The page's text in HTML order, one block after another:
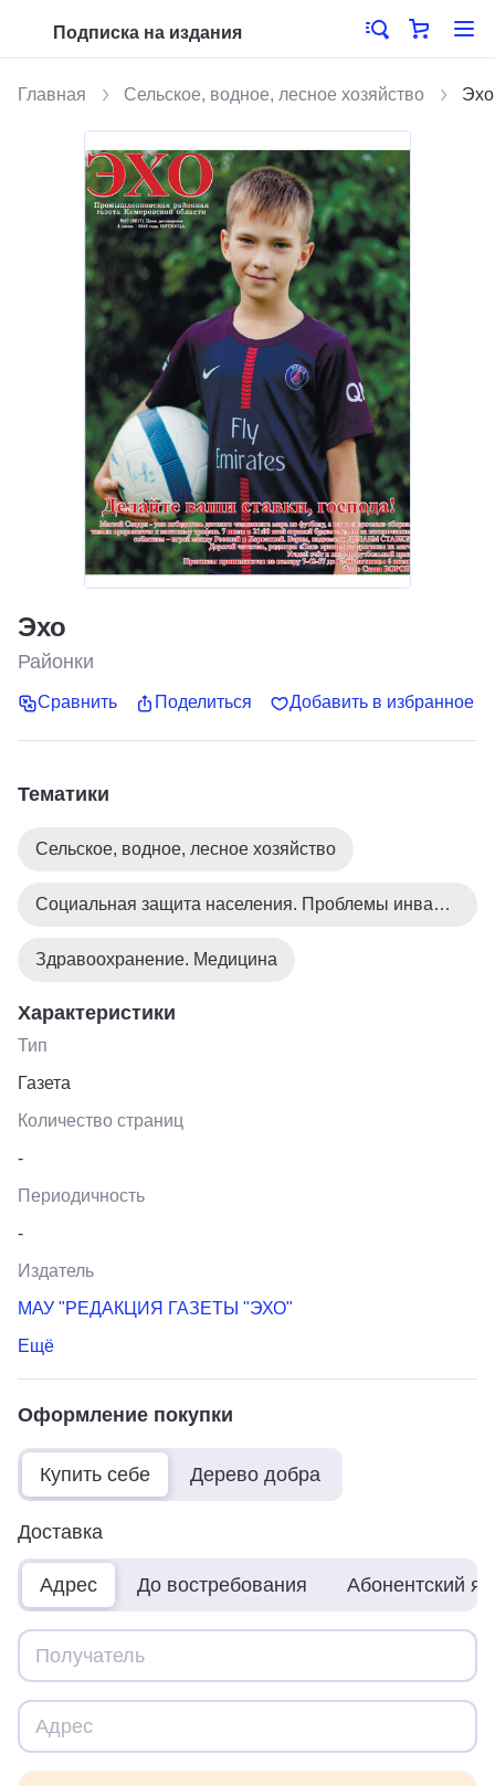
Подписка на издания
Главная Сельское, водное, лесное хозяйство Эхо
Эхо
Районки
Сравнить Поделиться Добавить в избранное
Тематики
Сельское, водное, лесное хозяйство
Социальная защита населения. Проблемы инвалидов
Здравоохранение. Медицина
Характеристики
Тип
Газета
Количество страниц
-
Периодичность
-
Издатель
МАУ "РЕДАКЦИЯ ГАЗЕТЫ "ЭХО"
Ещё
Оформление покупки
Купить себе Дерево добра
Доставка
Адрес До востребования Абонентский